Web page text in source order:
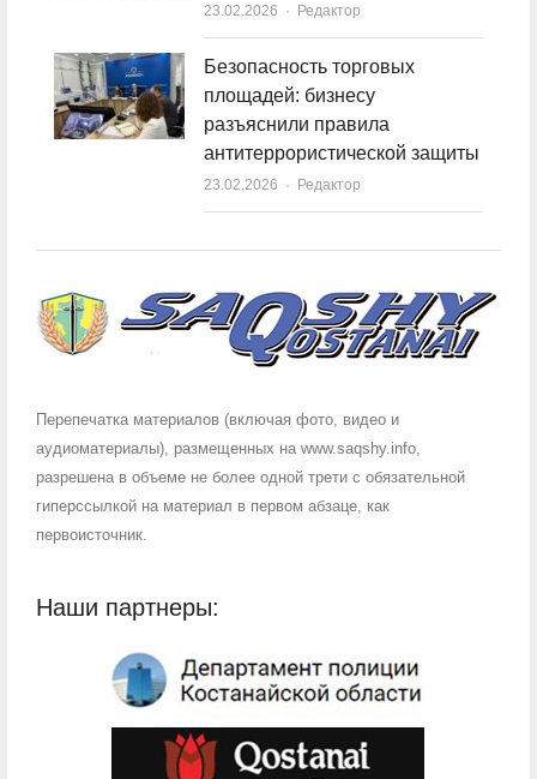
23.02.2026 Author
Редактор
Безопасность торговых
площадей: бизнесу
разъяснили правила
антитеррористической защиты
23.02.2026 Author
Редактор
Перепечатка материалов (включая фото, видео и
аудиоматериалы), размещенных на www.saqshy.info,
разрешена в объеме не более одной трети с обязательной
гиперссылкой на материал в первом абзаце, как
первоисточник.
Наши партнеры: